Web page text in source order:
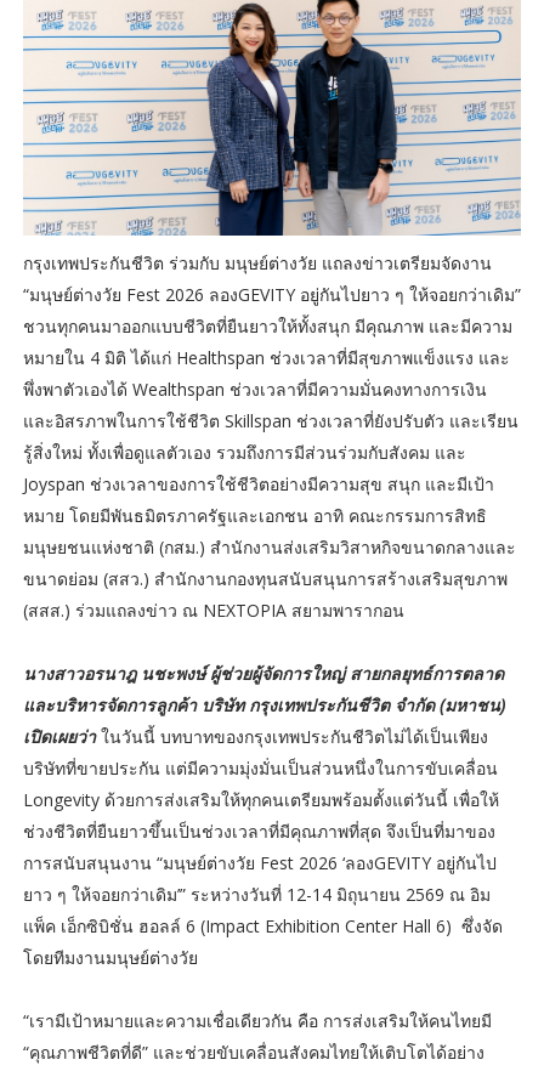
กรุงเทพประกันชีวิต ร่วมกับ มนุษย์ต่างวัย แถลงข่าวเตรียมจัดงาน
“มนุษย์ต่างวัย Fest 2026 ลองGEVITY อยู่กันไปยาว ๆ ให้จอยกว่าเดิม”
ชวนทุกคนมาออกแบบชีวิตที่ยืนยาวให้ทั้งสนุก มีคุณภาพ และมีความ
หมายใน 4 มิติ ได้แก่ Healthspan ช่วงเวลาที่มีสุขภาพแข็งแรง และ
พึ่งพาตัวเองได้ Wealthspan ช่วงเวลาที่มีความมั่นคงทางการเงิน
และอิสรภาพในการใช้ชีวิต Skillspan ช่วงเวลาที่ยังปรับตัว และเรียน
รู้สิ่งใหม่ ทั้งเพื่อดูแลตัวเอง รวมถึงการมีส่วนร่วมกับสังคม และ
Joyspan ช่วงเวลาของการใช้ชีวิตอย่างมีความสุข สนุก และมีเป้า
หมาย โดยมีพันธมิตรภาครัฐและเอกชน อาทิ คณะกรรมการสิทธิ
มนุษยชนแห่งชาติ (กสม.) สำนักงานส่งเสริมวิสาหกิจขนาดกลางและ
ขนาดย่อม (สสว.) สำนักงานกองทุนสนับสนุนการสร้างเสริมสุขภาพ
(สสส.) ร่วมแถลงข่าว ณ NEXTOPIA สยามพารากอน
นางสาวอรนาฎ นชะพงษ์ ผู้ช่วยผู้จัดการใหญ่ สายกลยุทธ์การตลาด
และบริหารจัดการลูกค้า บริษัท กรุงเทพประกันชีวิต จำกัด (มหาชน)
เปิดเผยว่าในวันนี้ บทบาทของกรุงเทพประกันชีวิตไม่ได้เป็นเพียง
บริษัทที่ขายประกัน แต่มีความมุ่งมั่นเป็นส่วนหนึ่งในการขับเคลื่อน
Longevity ด้วยการส่งเสริมให้ทุกคนเตรียมพร้อมตั้งแต่วันนี้ เพื่อให้
ช่วงชีวิตที่ยืนยาวขึ้นเป็นช่วงเวลาที่มีคุณภาพที่สุด จึงเป็นที่มาของ
การสนับสนุนงาน “มนุษย์ต่างวัย Fest 2026 ‘ลองGEVITY อยู่กันไป
ยาว ๆ ให้จอยกว่าเดิม’” ระหว่างวันที่ 12-14 มิถุนายน 2569 ณ อิม
แพ็ค เอ็กซิบิชั่น ฮอลล์ 6 (Impact Exhibition Center Hall 6) ซึ่งจัด
โดยทีมงานมนุษย์ต่างวัย
“เรามีเป้าหมายและความเชื่อเดียวกัน คือ การส่งเสริมให้คนไทยมี
“คุณภาพชีวิตที่ดี” และช่วยขับเคลื่อนสังคมไทยให้เติบโตได้อย่าง